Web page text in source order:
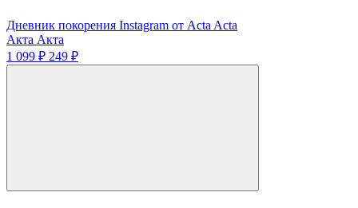
Дневник покорения Instagram от Acta Acta
Акта Акта
1 099 ₽ 249 ₽